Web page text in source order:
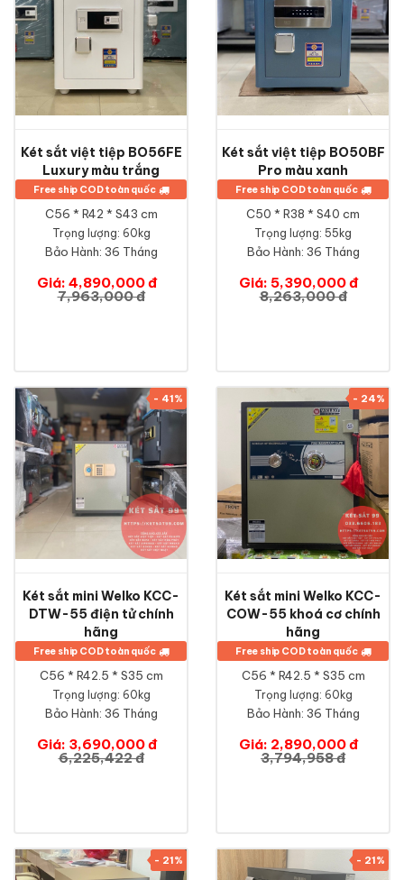
Két sắt việt tiệp BO56FE
Luxury màu trắng
Free ship COD toàn quốc
C56 * R42 * S43 cm
Trọng lượng: 60kg
Bảo Hành: 36 Tháng
Giá: 4,890,000 đ
7,963,000 đ
Két sắt việt tiệp BO50BF
Pro màu xanh
Free ship COD toàn quốc
C50 * R38 * S40 cm
Trọng lượng: 55kg
Bảo Hành: 36 Tháng
Giá: 5,390,000 đ
8,263,000 đ
- 41%
Két sắt mini Welko KCC-
DTW-55 điện tử chính
hãng
Free ship COD toàn quốc
C56 * R42.5 * S35 cm
Trọng lượng: 60kg
Bảo Hành: 36 Tháng
Giá: 3,690,000 đ
6,225,422 đ
- 24%
Két sắt mini Welko KCC-
COW-55 khoá cơ chính
hãng
Free ship COD toàn quốc
C56 * R42.5 * S35 cm
Trọng lượng: 60kg
Bảo Hành: 36 Tháng
Giá: 2,890,000 đ
3,794,958 đ
- 21% - 21%